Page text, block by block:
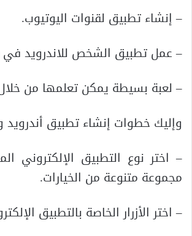
– إنشاء تطبيق لقنوات اليوتيوب.
– عمل تطبيق الشخص للاندرويد
– لعبة بسيطة يمكن تعلمها من
وإليك خطوات إنشاء تطبيق أندرويد
– اختر نوع التطبيق الإلكتروني
مجموعة متنوعة من الخيارات.
– اختر الأزرار الخاصة بالتطبيق